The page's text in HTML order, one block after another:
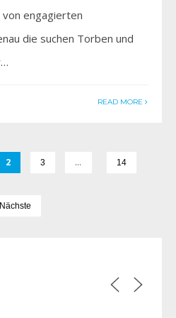
engagierten
die suchen Torben und
READ MORE
2 3 … 14
Nächste